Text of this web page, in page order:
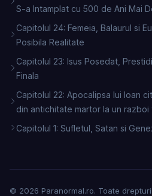
S-a Intamplat cu 500 de Ani Mai
Capitolul 24: Femeia, Balaurul si
Posibila Realitate
Capitolul 23: Isus Posedat,
Finala
Capitolul 22: Apocalipsa lui Ioan
din antichitate martor la un
Capitolul 1: Sufletul, Satan si
© 2026 Paranormal.ro. Toate